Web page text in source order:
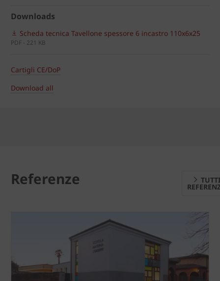
Downloads
Scheda tecnica Tavellone spessore 6 incastro 110x6x25
PDF - 221 KB
Cartigli CE/DoP
Download all
Referenze TUTTI